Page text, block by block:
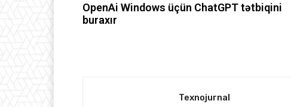
OpenAi Windows üçün ChatGPT tətbiqini
buraxır
Texnojurnal